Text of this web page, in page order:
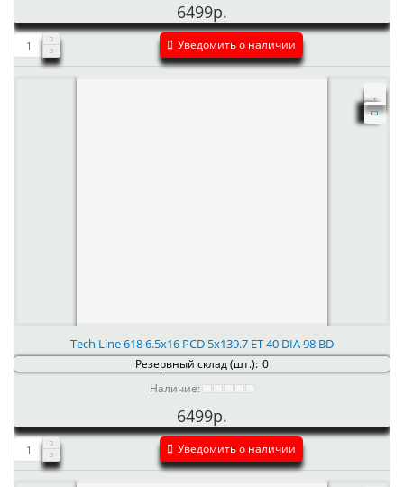
6499р.
Уведомить о наличии
Tech Line 618 6.5x16 PCD 5x139.7 ET 40 DIA 98 BD
Резервный склад (шт.): 0
Наличие:
6499р.
Уведомить о наличии